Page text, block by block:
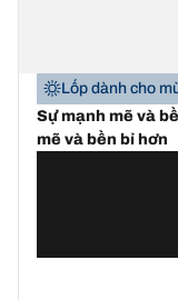
Lốp dành cho
Sự mạnh mẽ và
mẽ và bền bỉ hơn